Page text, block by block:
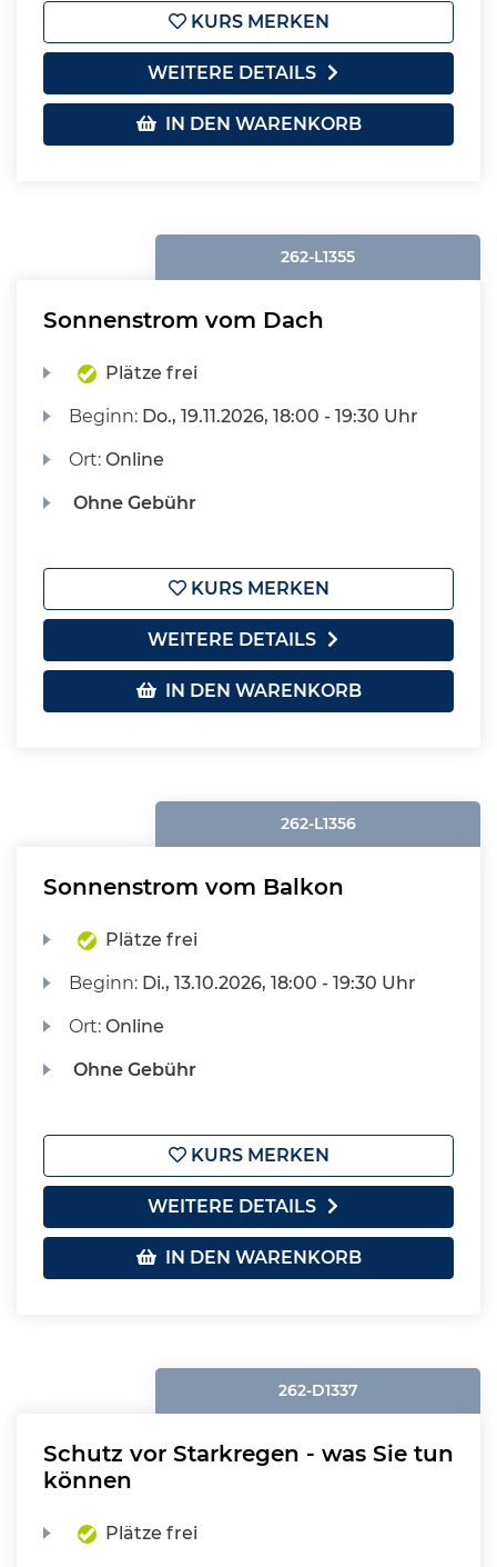
KURS MERKEN
WEITERE DETAILS
IN DEN WARENKORB
262-L1355
Sonnenstrom vom Dach
Plätze frei
Beginn: Do., 19.11.2026, 18:00 - 19:30 Uhr
Ort:Online
Ohne Gebühr
KURS MERKEN
WEITERE DETAILS
IN DEN WARENKORB
262-L1356
Sonnenstrom vom Balkon
Plätze frei
Beginn: Di., 13.10.2026, 18:00 - 19:30 Uhr
Ort:Online
Ohne Gebühr
KURS MERKEN
WEITERE DETAILS
IN DEN WARENKORB
262-D1337
Schutz vor Starkregen - was Sie tun
können
Plätze frei